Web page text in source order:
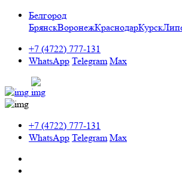
Белгород
БрянскВоронежКраснодарКурск
+7 (4722) 777-131
WhatsApp Telegram Max
+7 (4722) 777-131
WhatsApp Telegram Max